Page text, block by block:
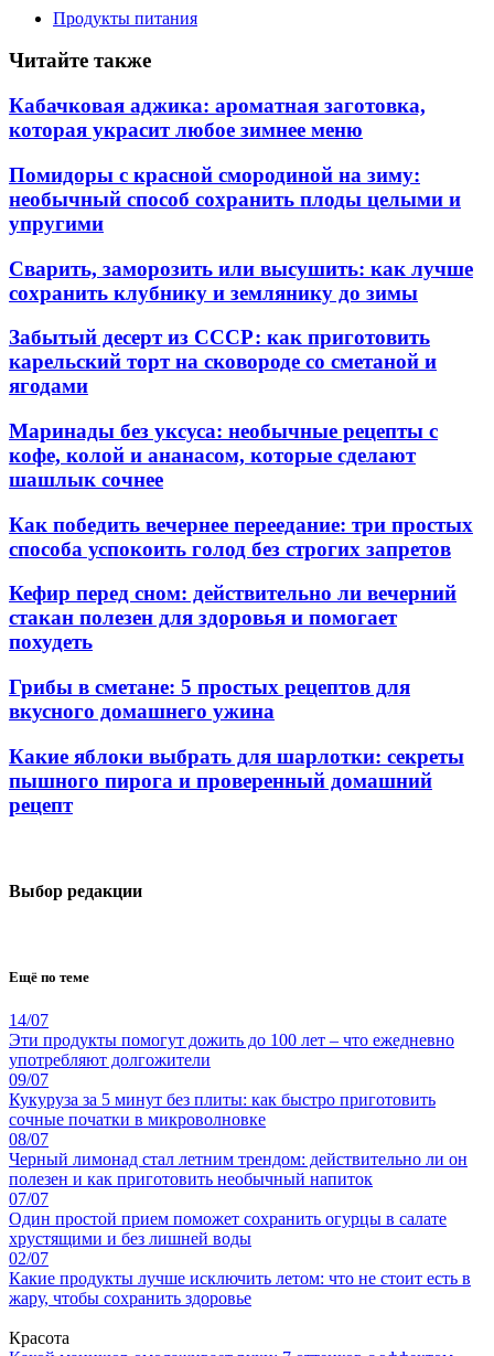
Продукты питания
Читайте также
Кабачковая аджика: ароматная заготовка,
которая украсит любое зимнее меню
Помидоры с красной смородиной на зиму:
необычный способ сохранить плоды целыми и
упругими
Сварить, заморозить или высушить: как лучше
сохранить клубнику и землянику до зимы
Забытый десерт из СССР: как приготовить
карельский торт на сковороде со сметаной и
ягодами
Маринады без уксуса: необычные рецепты с
кофе, колой и ананасом, которые сделают
шашлык сочнее
Как победить вечернее переедание: три простых
способа успокоить голод без строгих запретов
Кефир перед сном: действительно ли вечерний
стакан полезен для здоровья и помогает
похудеть
Грибы в сметане: 5 простых рецептов для
вкусного домашнего ужина
Какие яблоки выбрать для шарлотки: секреты
пышного пирога и проверенный домашний
рецепт
Выбор редакции
Ещё по теме
14/07
Эти продукты помогут дожить до 100 лет – что ежедневно
употребляют долгожители
09/07
Кукуруза за 5 минут без плиты: как быстро приготовить
сочные початки в микроволновке
08/07
Черный лимонад стал летним трендом: действительно ли он
полезен и как приготовить необычный напиток
07/07
Один простой прием поможет сохранить огурцы в салате
хрустящими и без лишней воды
02/07
Какие продукты лучше исключить летом: что не стоит есть в
жару, чтобы сохранить здоровье
Красота